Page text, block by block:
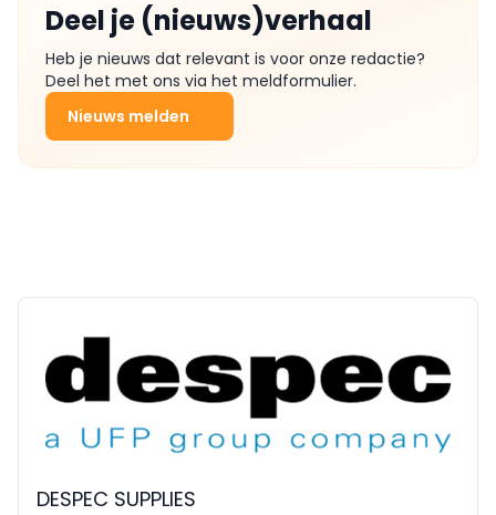
Deel je (nieuws)verhaal
Heb je nieuws dat relevant is voor onze redactie?
Deel het met ons via het meldformulier.
Nieuws melden
DESPEC SUPPLIES